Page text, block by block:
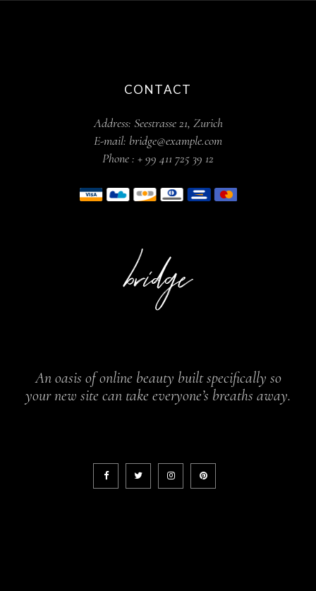
CONTACT
Address: Seestrasse 21, Zurich
E-mail: bridge@example.com
Phone : + 99 411 725 39 12
An oasis of online beauty built specifically so
your new site can take everyone’s breaths away.